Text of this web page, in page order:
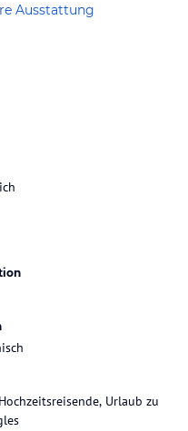
Ausstattung
Urlaub zu